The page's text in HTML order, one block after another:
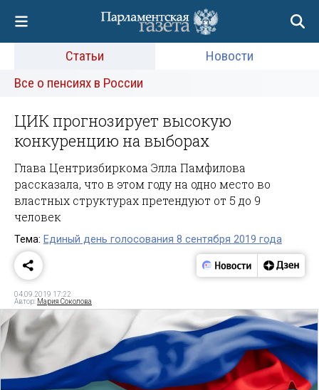
Статьи
Новости
Все о пенсиях в России
ЦИК прогнозирует высокую
конкуренцию на выборах
Глава Центризбиркома Элла Памфилова
рассказала, что в этом году на одно место во
властных структурах претендуют от 5 до 9
человек
Тема: Единый день голосования 8 сентября 2019 года
04.09.2019 17:22
Автор: Мария Соколова